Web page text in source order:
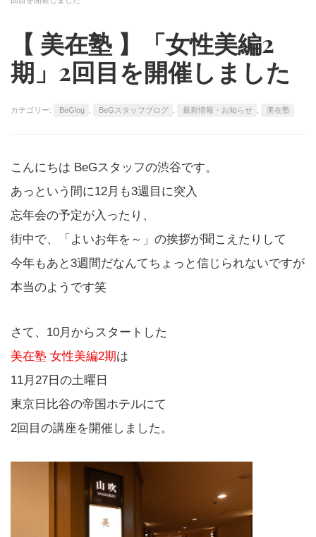
【 美在塾 】「女性美編2
期」2回目を開催しました
カテゴリー: BeGlog BeGスタッフブログ 最新情報・お知らせ 美在塾
こんにちは BeGスタッフの渋谷です。
あっという間に12月も3週目に突入
忘年会の予定が入ったり、
街中で、「よいお年を～」の挨拶が聞こえたりして
今年もあと3週間だなんてちょっと信じられないですが
本当のようです笑
さて、10月からスタートした
美在塾 女性美編2期は
11月27日の土曜日
東京日比谷の帝国ホテルにて
2回目の講座を開催しました。